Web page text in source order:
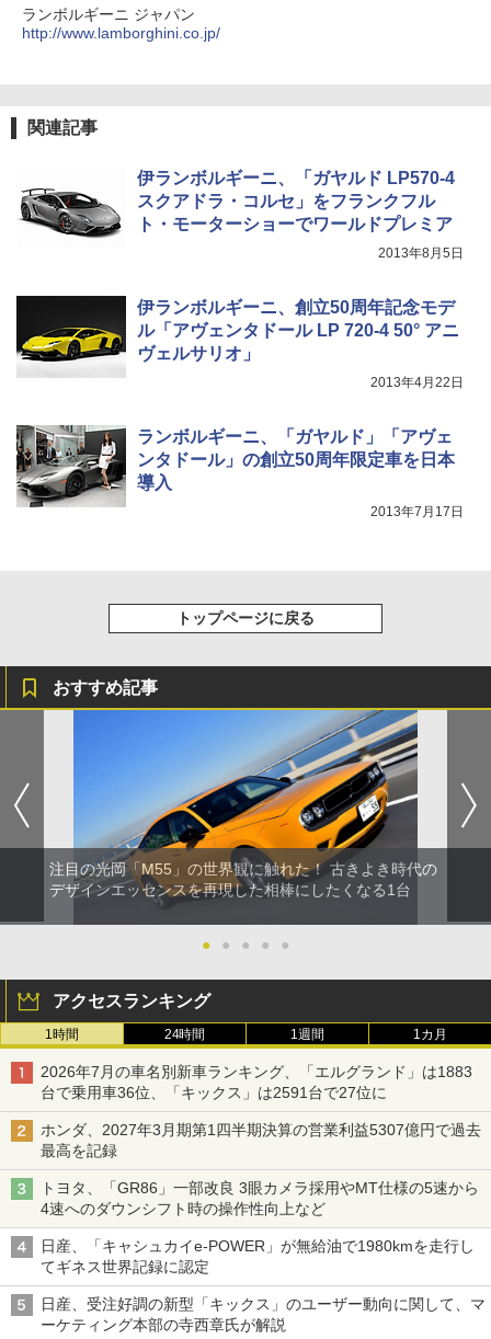
ランボルギーニ ジャパン
http://www.lamborghini.co.jp/
関連記事
伊ランボルギーニ、「ガヤルド LP570-4
スクアドラ・コルセ」をフランクフル
ト・モーターショーでワールドプレミア
2013年8月5日
伊ランボルギーニ、創立50周年記念モデ
ル「アヴェンタドール LP 720-4 50° アニ
ヴェルサリオ」
2013年4月22日
ランボルギーニ、「ガヤルド」「アヴェ
ンタドール」の創立50周年限定車を日本
導入
2013年7月17日
トップページに戻る
おすすめ記事
注目の光岡「M55」の世界観に触れた！ 古きよき時代の
デザインエッセンスを再現した相棒にしたくなる1台
● ● ● ● ●
アクセスランキング
1時間 24時間 1週間 1カ月
2026年7月の車名別新車ランキング、「エルグランド」は1883
台で乗用車36位、「キックス」は2591台で27位に
ホンダ、2027年3月期第1四半期決算の営業利益5307億円で過去
最高を記録
トヨタ、「GR86」一部改良 3眼カメラ採用やMT仕様の5速から
4速へのダウンシフト時の操作性向上など
日産、「キャシュカイe-POWER」が無給油で1980kmを走行し
てギネス世界記録に認定
日産、受注好調の新型「キックス」のユーザー動向に関して、マ
ーケティング本部の寺西章氏が解説